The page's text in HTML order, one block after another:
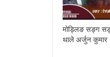
मोड्लिङ सङ्ग
थाले अर्जुन कुमार